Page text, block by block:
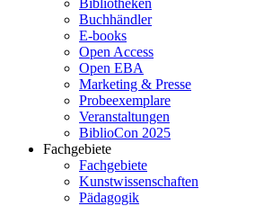
Bibliotheken
Buchhändler
E-books
Open Access
Open EBA
Marketing & Presse
Probeexemplare
Veranstaltungen
BiblioCon 2025
Fachgebiete
Fachgebiete
Kunstwissenschaften
Pädagogik